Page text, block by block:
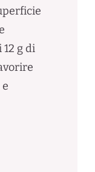
g di